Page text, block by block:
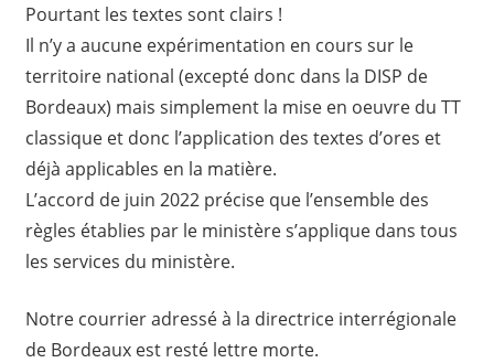
Pourtant les textes sont clairs !
Il n’y a aucune expérimentation en cours sur le
territoire national (excepté donc dans la DISP de
Bordeaux) mais simplement la mise en oeuvre du TT
classique et donc l’application des textes d’ores et
déjà applicables en la matière.
L’accord de juin 2022 précise que l’ensemble des
règles établies par le ministère s’applique dans tous
les services du ministère.
Notre courrier adressé à la directrice interrégionale
de Bordeaux est resté lettre morte.